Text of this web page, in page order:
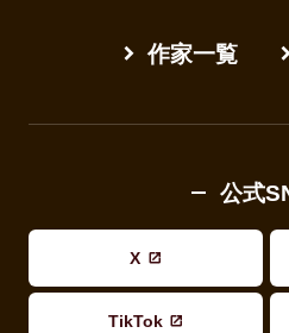
作家一覧
公式
X
TikTok